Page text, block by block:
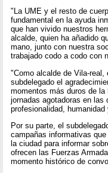
"La UME y el resto de
fundamental en la ayuda
que han vivido nuestros
alcalde, quien ha añadido
mano, junto con nuestra
trabajado codo a codo con
"Como alcalde de Vila-real,
subdelegado el
momentos más duros de
jornadas agotadoras en
profesionalidad,
Por su parte, el
campañas informativas
la ciudad para informar
ofrecen las Fuerzas
momento histórico de